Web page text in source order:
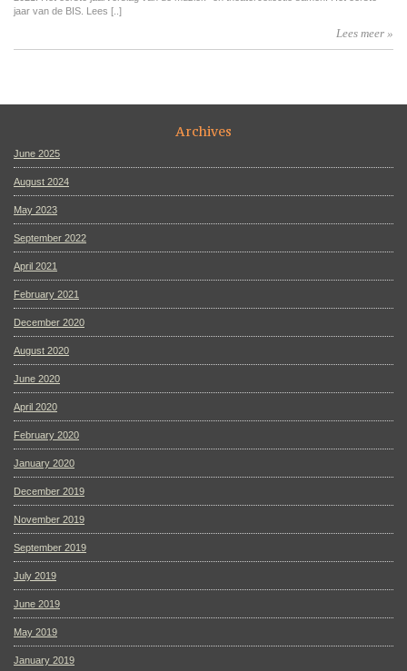
jaar van de BIS. Lees [..]
Lees meer »
Archives
June 2025
August 2024
May 2023
September 2022
April 2021
February 2021
December 2020
August 2020
June 2020
April 2020
February 2020
January 2020
December 2019
November 2019
September 2019
July 2019
June 2019
May 2019
January 2019